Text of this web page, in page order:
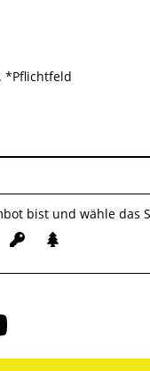
*Pflichtfeld
bist und wähle das